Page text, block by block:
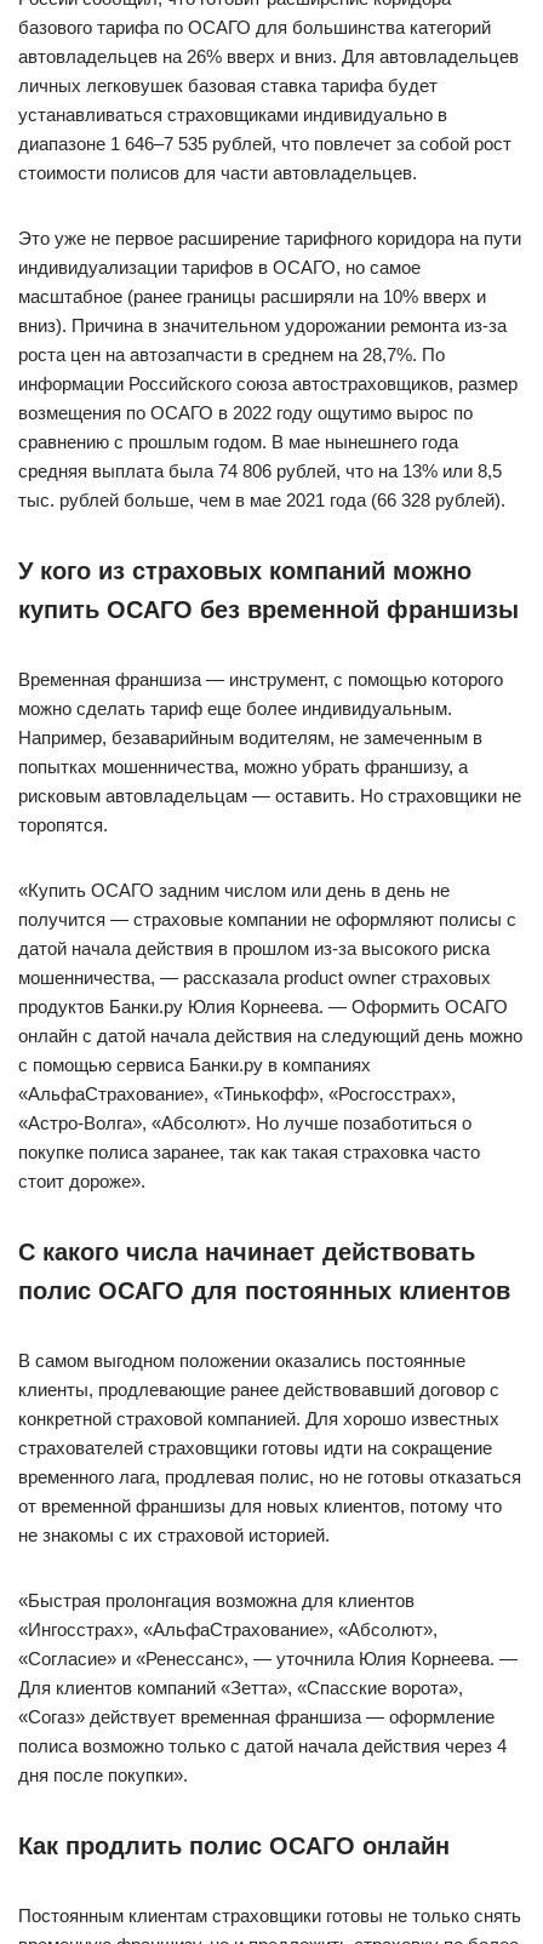
базового тарифа по ОСАГО для большинства категорий
автовладельцев на 26% вверх и вниз. Для автовладельцев
личных легковушек базовая ставка тарифа будет
устанавливаться страховщиками индивидуально в
диапазоне 1 646–7 535 рублей, что повлечет за собой рост
стоимости полисов для части автовладельцев.
Это уже не первое расширение тарифного коридора на пути
индивидуализации тарифов в ОСАГО, но самое
масштабное (ранее границы расширяли на 10% вверх и
вниз). Причина в значительном удорожании ремонта из-за
роста цен на автозапчасти в среднем на 28,7%. По
информации Российского союза автостраховщиков, размер
возмещения по ОСАГО в 2022 году ощутимо вырос по
сравнению с прошлым годом. В мае нынешнего года
средняя выплата была 74 806 рублей, что на 13% или 8,5
тыс. рублей больше, чем в мае 2021 года (66 328 рублей).
У кого из страховых компаний можно
купить ОСАГО без временной франшизы
Временная франшиза — инструмент, с помощью которого
можно сделать тариф еще более индивидуальным.
Например, безаварийным водителям, не замеченным в
попытках мошенничества, можно убрать франшизу, а
рисковым автовладельцам — оставить. Но страховщики не
торопятся.
«Купить ОСАГО задним числом или день в день не
получится — страховые компании не оформляют полисы с
датой начала действия в прошлом из-за высокого риска
мошенничества, — рассказала product owner страховых
продуктов Банки.ру Юлия Корнеева. — Оформить ОСАГО
онлайн с датой начала действия на следующий день можно
с помощью сервиса Банки.ру в компаниях
«АльфаСтрахование», «Тинькофф», «Росгосстрах»,
«Астро-Волга», «Абсолют». Но лучше позаботиться о
покупке полиса заранее, так как такая страховка часто
стоит дороже».
С какого числа начинает действовать
полис ОСАГО для постоянных клиентов
В самом выгодном положении оказались постоянные
клиенты, продлевающие ранее действовавший договор с
конкретной страховой компанией. Для хорошо известных
страхователей страховщики готовы идти на сокращение
временного лага, продлевая полис, но не готовы отказаться
от временной франшизы для новых клиентов, потому что
не знакомы с их страховой историей.
«Быстрая пролонгация возможна для клиентов
«Ингосстрах», «АльфаСтрахование», «Абсолют»,
«Согласие» и «Ренессанс», — уточнила Юлия Корнеева. —
Для клиентов компаний «Зетта», «Спасские ворота»,
«Согаз» действует временная франшиза — оформление
полиса возможно только с датой начала действия через 4
дня после покупки».
Как продлить полис ОСАГО онлайн
Постоянным клиентам страховщики готовы не только снять